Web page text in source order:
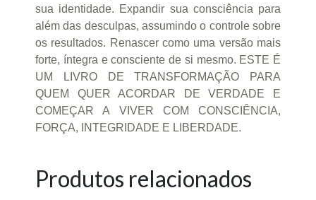
sua identidade. Expandir sua consciência para
além das desculpas, assumindo o controle sobre
os resultados. Renascer como uma versão mais
forte, íntegra e consciente de si mesmo. ESTE É
UM LIVRO DE TRANSFORMAÇÃO PARA
QUEM QUER ACORDAR DE VERDADE E
COMEÇAR A VIVER COM CONSCIÊNCIA,
FORÇA, INTEGRIDADE E LIBERDADE.
Produtos relacionados